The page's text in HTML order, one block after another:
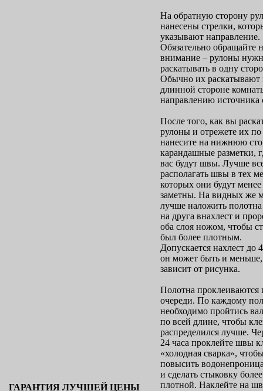
ГАРАНТИЯ ЛУЧШЕЙ ЦЕНЫ
На обратную сторону
нанесены стрелки,
указывают направление.
Обязательно обращайте
внимание – рулоны
раскатывать в одну
Обычно их раскатывают
длинной стороне
направлению источника
После того, как вы
рулоны и отрежете их
нанесите на нижнюю
карандашные разметки,
вас будут швы. Лучше
располагать швы в тех
которых они будут менее
заметны. На видных же
лучше наложить полотна
на друга внахлест и
оба слоя ножом, чтобы
был более плотным.
Допускается нахлест до
он может быть и меньше,
зависит от рисунка.
Полотна проклеиваются
очереди. По каждому
необходимо пройтись
по всей длине, чтобы
распределился лучше.
24 часа проклейте швы
«холодная сварка»,
повысить
и сделать стыковку более
плотной. Наклейте на